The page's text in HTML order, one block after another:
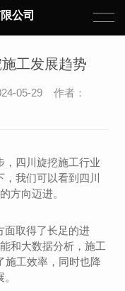
公司
工发展趋势
05-29 作者：
，四川旋挖施工行业
我们可以看到四川
方向迈进。
面取得了长足的进
和大数据分析，施工
施工效率，同时也降